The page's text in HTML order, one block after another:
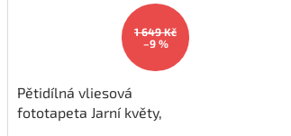
1 649 Kč
–9 %
Pětidílná vliesová
fototapeta Jarní květy,